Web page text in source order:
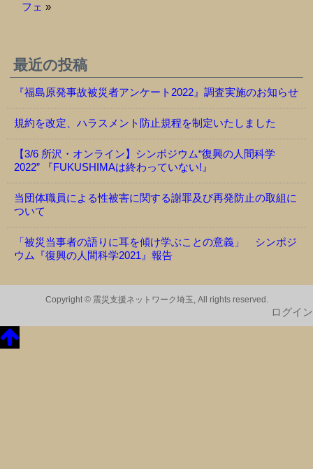
フェ »
最近の投稿
『福島原発事故被災者アンケート2022』調査実施のお知らせ
規約を改定、ハラスメント防止規程を制定いたしました
【3/6 所沢・オンライン】シンポジウム“復興の人間科学
2022” 『FUKUSHIMAは終わっていない!』
当団体職員による性被害に関する謝罪及び再発防止の取組に
ついて
「被災当事者の語りに耳を傾け学ぶことの意義」 シンポジ
ウム『復興の人間科学2021』報告
Copyright © 震災支援ネットワーク埼玉, All rights reserved.
ログイン